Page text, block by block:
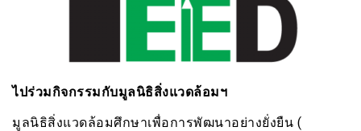
ไปร่วมกิจกรรมกับมูลนิธิสิ่งแวดล้อมฯ
มูลนิธิสิ่งแวดล้อมศึกษาเพื่อการพัฒนาอย่างยั่งยืน (